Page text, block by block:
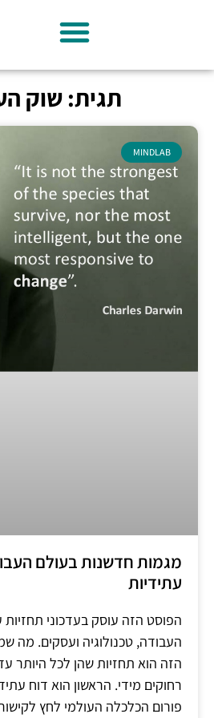
תגית: שוק
MINDLAB
מגמות חדשנות בעולם
עתידיות
הפוסט הזה עוסק בעדכוני
העבודה, טכנולוגיה ועסקים. מה
רחוקים מידי. הראשון הוא דוח